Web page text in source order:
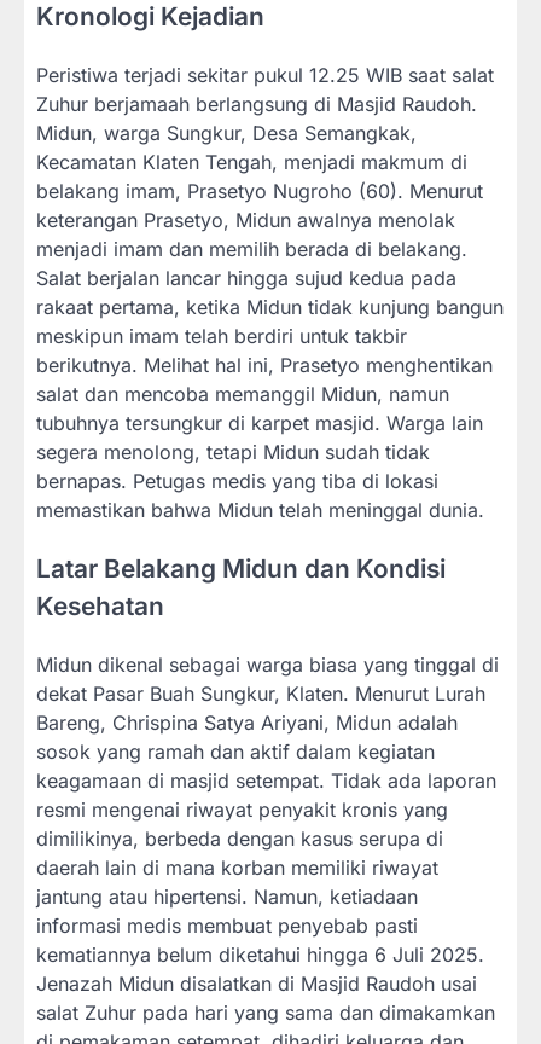
Kronologi Kejadian
Peristiwa terjadi sekitar pukul 12.25 WIB saat salat
Zuhur berjamaah berlangsung di Masjid Raudoh.
Midun, warga Sungkur, Desa Semangkak,
Kecamatan Klaten Tengah, menjadi makmum di
belakang imam, Prasetyo Nugroho (60). Menurut
keterangan Prasetyo, Midun awalnya menolak
menjadi imam dan memilih berada di belakang.
Salat berjalan lancar hingga sujud kedua pada
rakaat pertama, ketika Midun tidak kunjung bangun
meskipun imam telah berdiri untuk takbir
berikutnya. Melihat hal ini, Prasetyo menghentikan
salat dan mencoba memanggil Midun, namun
tubuhnya tersungkur di karpet masjid. Warga lain
segera menolong, tetapi Midun sudah tidak
bernapas. Petugas medis yang tiba di lokasi
memastikan bahwa Midun telah meninggal dunia.
Latar Belakang Midun dan Kondisi
Kesehatan
Midun dikenal sebagai warga biasa yang tinggal di
dekat Pasar Buah Sungkur, Klaten. Menurut Lurah
Bareng, Chrispina Satya Ariyani, Midun adalah
sosok yang ramah dan aktif dalam kegiatan
keagamaan di masjid setempat. Tidak ada laporan
resmi mengenai riwayat penyakit kronis yang
dimilikinya, berbeda dengan kasus serupa di
daerah lain di mana korban memiliki riwayat
jantung atau hipertensi. Namun, ketiadaan
informasi medis membuat penyebab pasti
kematiannya belum diketahui hingga 6 Juli 2025.
Jenazah Midun disalatkan di Masjid Raudoh usai
salat Zuhur pada hari yang sama dan dimakamkan